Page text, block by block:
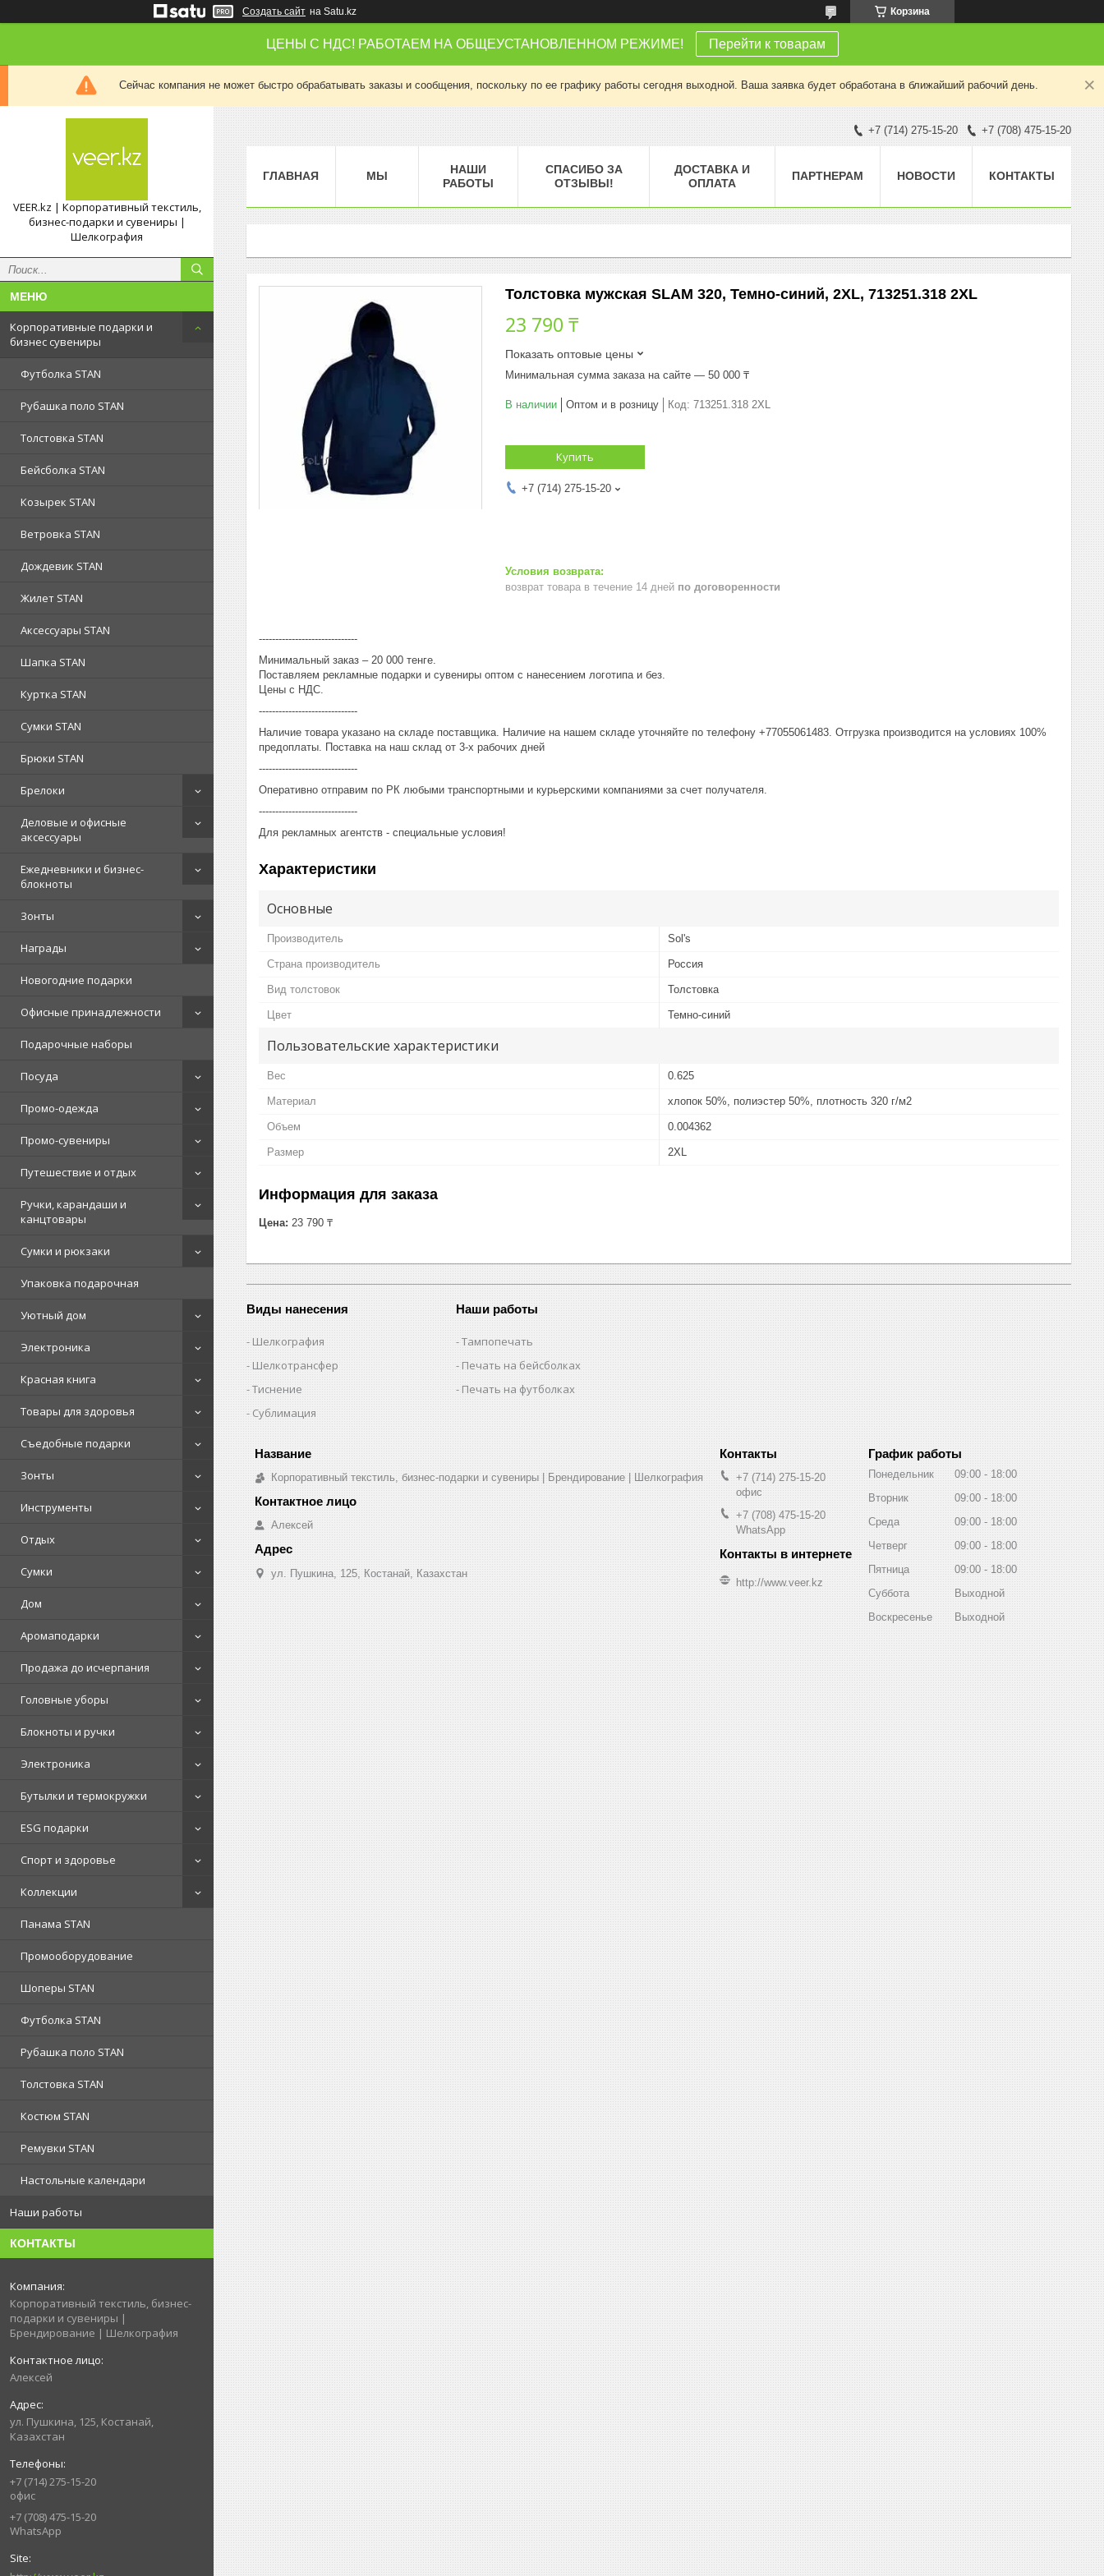
Создать сайт на Satu.kz Корзина
ЦЕНЫ С НДС! РАБОТАЕМ НА ОБЩЕУСТАНОВЛЕННОМ РЕЖИМЕ! Перейти к товарам
Сейчас компания не может быстро обрабатывать заказы и сообщения, поскольку по ее графику работы сегодня выходной. Ваша заявка будет обработана в ближайший рабочий день.
VEER.kz | Корпоративный текстиль,
бизнес-подарки и сувениры |
Шелкография
Корпоративные подарки и
бизнес сувениры
Футболка STAN
Рубашка поло STAN
Толстовка STAN
Бейсболка STAN
Козырек STAN
Ветровка STAN
Дождевик STAN
Жилет STAN
Аксессуары STAN
Шапка STAN
Куртка STAN
Сумки STAN
Брюки STAN
Брелоки
Деловые и офисные
аксессуары
Ежедневники и бизнес-
блокноты
Зонты
Награды
Новогодние подарки
Офисные принадлежности
Подарочные наборы
Посуда
Промо-одежда
Промо-сувениры
Путешествие и отдых
Ручки, карандаши и
канцтовары
Сумки и рюкзаки
Упаковка подарочная
Уютный дом
Электроника
Красная книга
Товары для здоровья
Съедобные подарки
Зонты
Инструменты
Отдых
Сумки
Дом
Аромаподарки
Продажа до исчерпания
Головные уборы
Блокноты и ручки
Электроника
Бутылки и термокружки
ESG подарки
Спорт и здоровье
Коллекции
Панама STAN
Промооборудование
Шоперы STAN
Футболка STAN
Рубашка поло STAN
Толстовка STAN
Костюм STAN
Ремувки STAN
Настольные календари
Наши работы
КОНТАКТЫ
Корпоративный текстиль, бизнес-
подарки и сувениры |
Брендирование | Шелкография
Алексей
ул. Пушкина, 125, Костанай,
Казахстан
+7 (714) 275-15-20
офис
+7 (708) 475-15-20
WhatsApp
+7 (714) 275-15-20 +7 (708) 475-15-20
ГЛАВНАЯ МЫ
НАШИ
РАБОТЫ
СПАСИБО ЗА
ОТЗЫВЫ!
ДОСТАВКА И
ОПЛАТА
ПАРТНЕРАМ НОВОСТИ КОНТАКТЫ
Толстовка мужская SLAM 320, Темно-синий, 2XL, 713251.318 2XL
23 790 ₸
Показать оптовые цены
Минимальная сумма заказа на сайте — 50 000 ₸
В наличии Оптом и в розницу Код: 713251.318 2XL
Купить
+7 (714) 275-15-20
возврат товара в течение 14 дней по договоренности
------------------------------
Минимальный заказ – 20 000 тенге.
Поставляем рекламные подарки и сувениры оптом с нанесением логотипа и без.
Цены с НДС.
------------------------------
Наличие товара указано на складе поставщика. Наличие на нашем складе уточняйте по телефону +77055061483. Отгрузка производится на условиях 100%
предоплаты. Поставка на наш склад от 3-x рабочих дней
------------------------------
Оперативно отправим по РК любыми транспортными и курьерскими компаниями за счет получателя.
------------------------------
Для рекламных агентств - специальные условия!
Характеристики
Основные
Производитель Sol's
Страна производитель Россия
Вид толстовок Толстовка
Цвет Темно-синий
Пользовательские характеристики
Вес 0.625
Материал хлопок 50%, полиэстер 50%, плотность 320 г/м2
Объем 0.004362
Размер 2XL
Информация для заказа
Цена: 23 790 ₸
Виды нанесения
Шелкография
Шелкотрансфер
Тиснение
Сублимация
Наши работы
Тампопечать
Печать на бейсболках
Печать на футболках
Корпоративный текстиль, бизнес-подарки и сувениры | Брендирование | Шелкография
Алексей
ул. Пушкина, 125, Костанай, Казахстан
+7 (714) 275-15-20
офис
+7 (708) 475-15-20
WhatsApp
http://www.veer.kz
График работы
Понедельник 09:00
18:00
Вторник
09:00
18:00
Среда
09:00
18:00
Четверг
09:00
18:00
Пятница
09:00
18:00
Суббота
Выходной
Воскресенье
Выходной